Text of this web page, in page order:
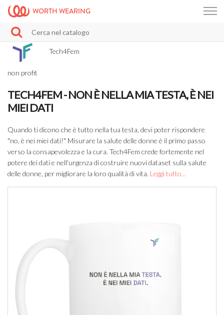
WORTH WEARING
Tech4Fem
non profit
TECH4FEM - NON È NELLA MIA TESTA, È NEI
MIEI DATI
Quando ti dicono che è tutto nella tua testa, devi poter rispondere
"no, è nei miei dati!" Misurare la salute delle donne è il primo passo
verso la consapevolezza e la cura. Tech4Fem crede fortemente nel
potere dei dati e nell'urgenza di costruire nuovi dataset sulla salute
delle donne, per migliorare la loro qualità di vita. Leggi tutto...